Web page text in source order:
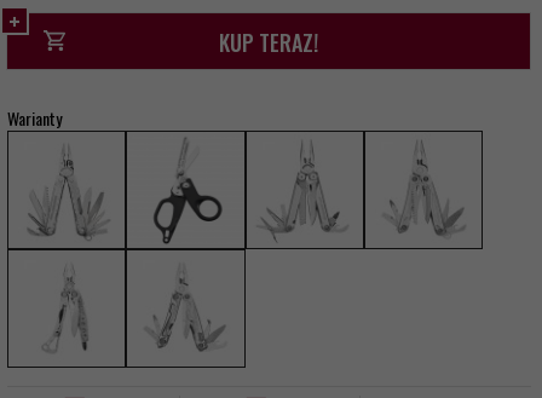
KUP TERAZ!
Warianty